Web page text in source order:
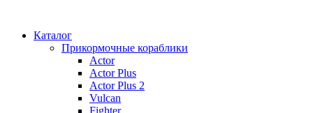
Каталог
Прикормочные кораблики
Actor
Actor Plus
Actor Plus 2
Vulcan
Fighter